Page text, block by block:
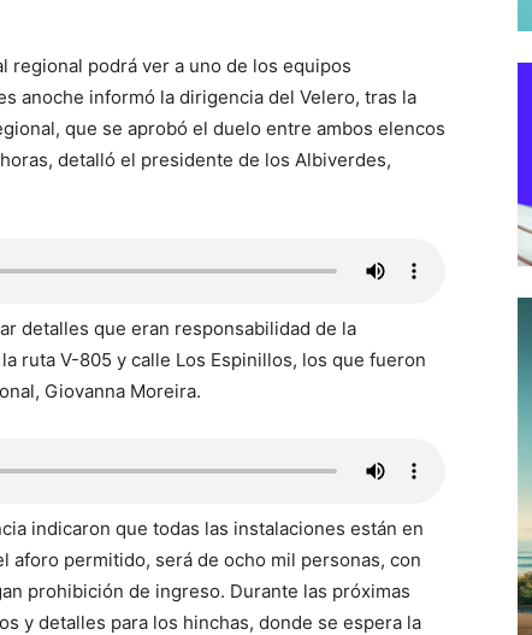
regional podrá ver a uno de los equipos
anoche informó la dirigencia del Velero, tras la
que se aprobó el duelo entre ambos elencos
detalló el presidente de los Albiverdes,
detalles que eran responsabilidad de la
ruta V-805 y calle Los Espinillos, los que fueron
Giovanna Moreira.
indicaron que todas las instalaciones están en
permitido, será de ocho mil personas, con
prohibición de ingreso. Durante las próximas
y detalles para los hinchas, donde se espera la